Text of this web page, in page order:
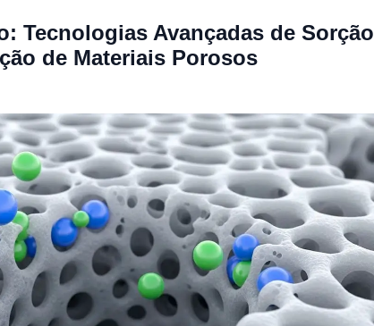
Tecnologias Avançadas de Sorção
de Materiais Porosos